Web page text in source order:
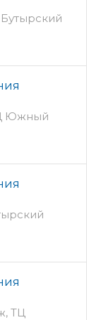
Бутырский
Южный
ТЦ